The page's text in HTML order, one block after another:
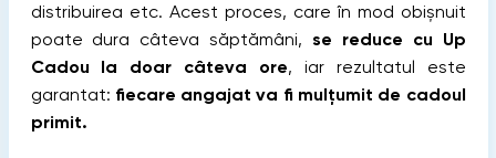
distribuirea etc. Acest proces, care în mod obișnuit
poate dura câteva săptămâni, se reduce cu Up
Cadou la doar câteva ore, iar rezultatul este
garantat: fiecare angajat va fi mulțumit de cadoul
primit.